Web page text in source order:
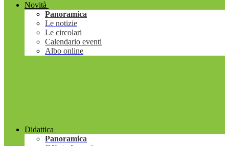
Novità
Panoramica
Le notizie
Le circolari
Calendario eventi
Albo online
Didattica
Panoramica